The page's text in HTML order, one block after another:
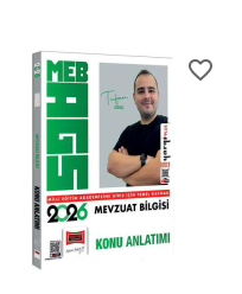
favorite_border